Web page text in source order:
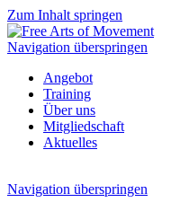
Zum Inhalt springen
Navigation überspringen
Angebot
Training
Über uns
Mitgliedschaft
Aktuelles
Navigation überspringen